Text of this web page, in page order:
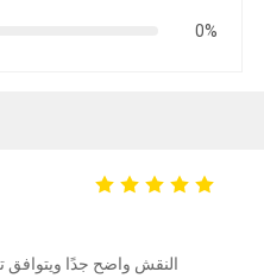
0%
النقش واضح جدًا ويتوافق